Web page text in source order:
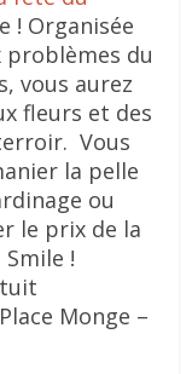
! Organisée
du
vous aurez
fleurs et des
Vous
la pelle
ou
le prix de la
!
Monge –